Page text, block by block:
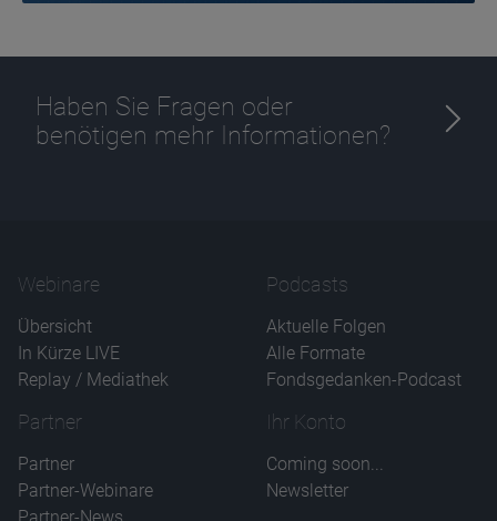
Haben Sie Fragen oder
benötigen mehr Informationen?
Webinare
Übersicht
In Kürze LIVE
Replay / Mediathek
Podcasts
Aktuelle Folgen
Alle Formate
Fondsgedanken-Podcast
Partner
Partner
Partner-Webinare
Ihr Konto
Coming soon...
Newsletter
Name
CPref